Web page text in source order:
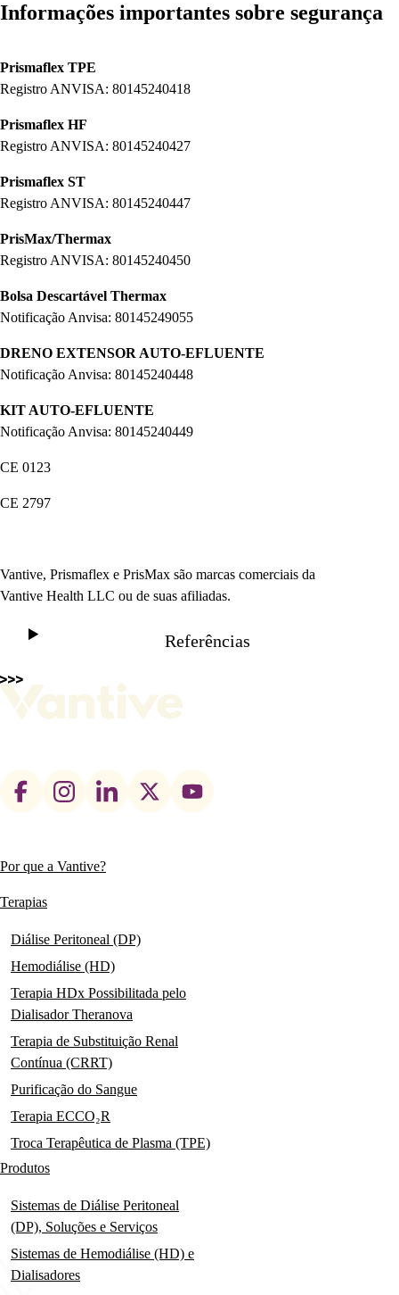
Informações importantes sobre segurança
Prismaflex TPE
Registro ANVISA: 80145240418
Prismaflex HF
Registro ANVISA: 80145240427
Prismaflex ST
Registro ANVISA: 80145240447
PrisMax/Thermax
Registro ANVISA: 80145240450
Bolsa Descartável Thermax
Notificação Anvisa: 80145249055
DRENO EXTENSOR AUTO-EFLUENTE
Notificação Anvisa: 80145240448
KIT AUTO-EFLUENTE
Notificação Anvisa: 80145240449
CE 0123
CE 2797
Vantive, Prismaflex e PrisMax são marcas comerciais da
Vantive Health LLC ou de suas afiliadas.
Referências
Footer
Main
navigation
Por que a Vantive?
Terapias
Diálise Peritoneal (DP)
Hemodiálise (HD)
Terapia HDx Possibilitada pelo
Dialisador Theranova
Terapia de Substituição Renal
Contínua (CRRT)
Purificação do Sangue
Terapia ECCO₂R
Troca Terapêutica de Plasma (TPE)
Produtos
Sistemas de Diálise Peritoneal
(DP), Soluções e Serviços
Sistemas de Hemodiálise (HD) e
Dialisadores